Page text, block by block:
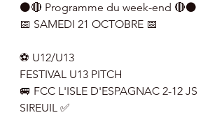
⚫️🔴 Programme du week-end 🔴⚫️
📅 SAMEDI 21 OCTOBRE 📅
⚽️ U12/U13
FESTIVAL U13 PITCH
🚐 FCC L'ISLE D'ESPAGNAC 2-12 JS
SIREUIL ✅